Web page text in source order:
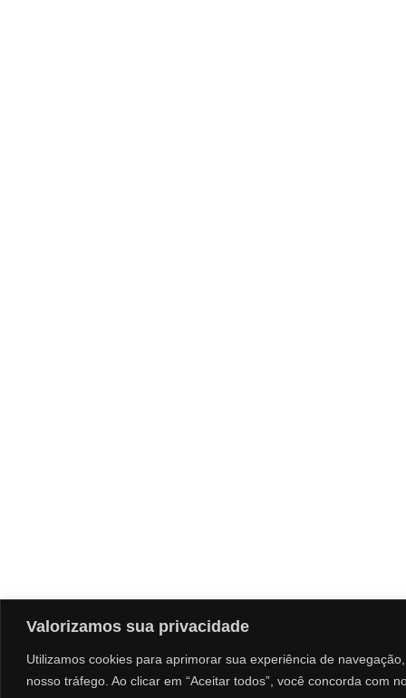
Valorizamos sua privacidade
Utilizamos cookies para aprimorar sua experiência de
nosso tráfego. Ao clicar em “Aceitar todos”, você concorda com